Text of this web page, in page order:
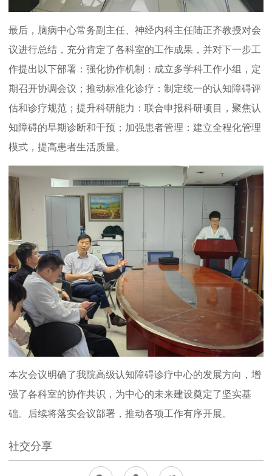
最后，脑病中心常务副主任、神经内科主任陆正齐教授对会
议进行总结，充分肯定了各科室的工作成果，并对下一步工
作提出以下部署：强化协作机制：成立多学科工作小组，定
期召开协调会议；推动标准化诊疗：制定统一的认知障碍评
估和诊疗规范；提升科研能力：联合申报科研项目，聚焦认
知障碍的早期诊断和干预；加强患者管理：建立全程化管理
模式，提高患者生活质量。
本次会议明确了我院高级认知障碍诊疗中心的发展方向，增
强了各科室的协作共识，为中心的未来建设奠定了坚实基
础。后续将落实会议部署，推动各项工作有序开展。
社交分享